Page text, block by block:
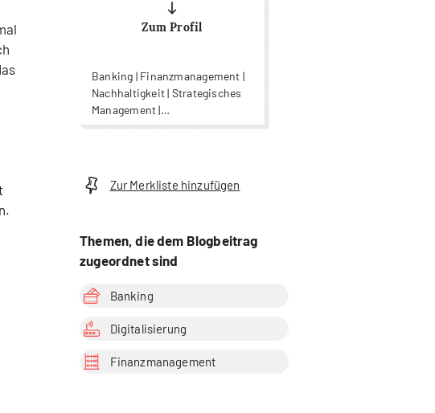
Zum Profil
Banking | Finanzmanagement |
Nachhaltigkeit | Strategisches
Management |
Unternehmensführung
Zur Merkliste hinzufügen
Themen, die dem Blogbeitrag
zugeordnet sind
Banking
Digitalisierung
Finanzmanagement